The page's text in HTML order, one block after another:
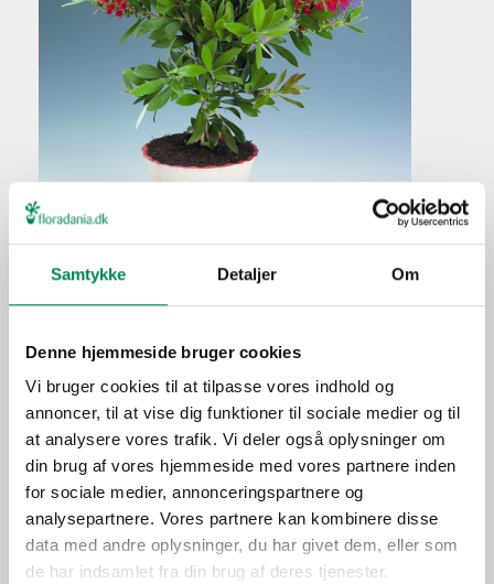
Samtykke Detaljer Om
Denne hjemmeside bruger cookies
Vi bruger cookies til at tilpasse vores indhold og
annoncer, til at vise dig funktioner til sociale medier og til
at analysere vores trafik. Vi deler også oplysninger om
din brug af vores hjemmeside med vores partnere inden
for sociale medier, annonceringspartnere og
analysepartnere. Vores partnere kan kombinere disse
data med andre oplysninger, du har givet dem, eller som
de har indsamlet fra din brug af deres tjenester.
Flaskerenser
Plantefakta
Familie
Myrtaceae
Navn
citrinus
Populærnavn Flaskerenser
Vanding
Hold pottejorden jævnt
fugtig.
Gødning
Ca. hver tredje vanding i
vækstperioden.
Placering
Ude/inde